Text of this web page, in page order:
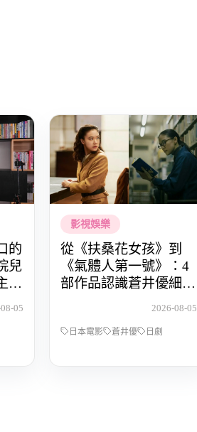
的
兒
治
05
影視娛樂
從《扶桑花女孩》到
《氣體人第一號》：4
部作品認識蒼井優細膩
2026-08-05
日本電影 蒼井優 日劇